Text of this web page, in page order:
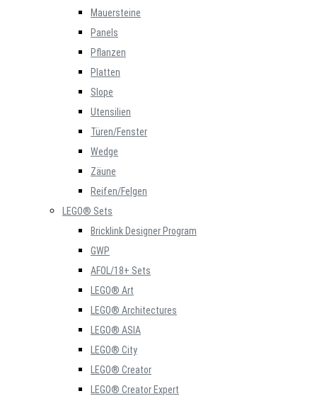
Mauersteine
Panels
Pflanzen
Platten
Slope
Utensilien
Türen/Fenster
Wedge
Zäune
Reifen/Felgen
LEGO® Sets
Bricklink Designer Program
GWP
AFOL/18+ Sets
LEGO® Art
LEGO® Architectures
LEGO® ASIA
LEGO® City
LEGO® Creator
LEGO® Creator Expert